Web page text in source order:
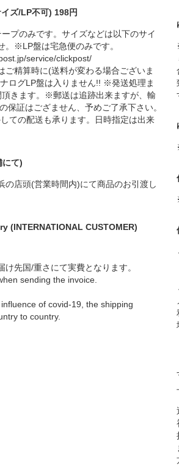
ズ/LP不可) 198円
プのみです。サイズなどは以下のサイ
。※LP盤は宅急便のみです。
service/clickpost/
ご精算時に(送料が変わる場合ございま
ログLP盤は入りません!! ※発送処理ま
きます。※郵送は追跡出来ますが、輸
保証はござません、予めご了承下さい。
ての配送も承ります。日時指定は出来
にて)
の店頭(営業時間内)にて商品のお引渡し
(INTERNATIONAL CUSTOMER)
け先国/重さにて実費となります。
sending the invoice.
of covid-19, the shipping
to country.